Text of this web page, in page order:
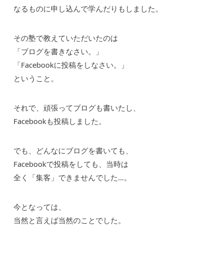
なるものに申し込んで学んだりもしました。
その塾で教えていただいたのは
「ブログを書きなさい。」
「Facebookに投稿をしなさい。」
ということ。
それで、頑張ってブログも書いたし、
Facebookも投稿しました。
でも、どんなにブログを書いても、
Facebookで投稿をしても、当時は
全く「集客」できませんでした…。
今となっては、
当然と言えば当然のことでした。